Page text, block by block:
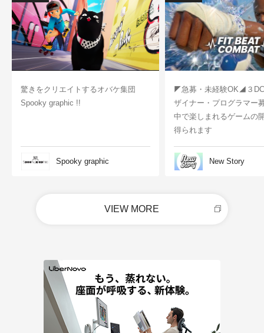
驚きをクリエイトするオバケ集団
Spooky graphic !!
Spooky graphic
◤急募・未経験OK◢３
ザイナー・プログラマー
中で楽しまれるゲームの
得られます
New Story
VIEW MORE